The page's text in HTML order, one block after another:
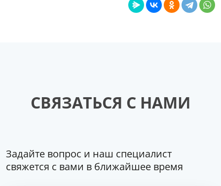
СВЯЗАТЬСЯ С НАМИ
Задайте вопрос и наш специалист
свяжется с вами в ближайшее время